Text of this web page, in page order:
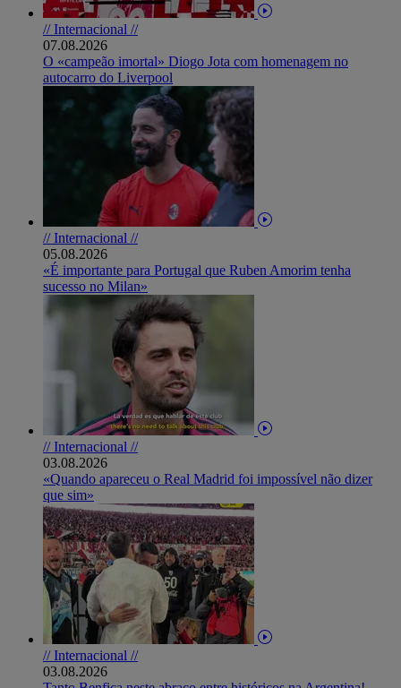
// Internacional //
07.08.2026
O «campeão imortal» Diogo Jota com homenagem no
autocarro do Liverpool
// Internacional //
05.08.2026
«É importante para Portugal que Ruben Amorim tenha
sucesso no Milan»
// Internacional //
03.08.2026
«Quando apareceu o Real Madrid foi impossível não dizer
que sim»
// Internacional //
03.08.2026